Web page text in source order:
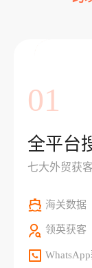
01
全平台
七大外贸获
海关数据
领英获客